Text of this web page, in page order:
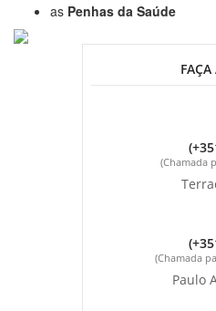
as Penhas da Saúde
FAÇA
(Chamada
(Chamada
Paulo